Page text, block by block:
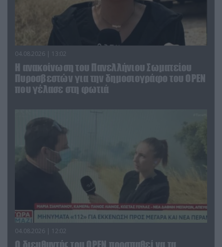
04.08.2026 | 13:02
Η ανακοίνωση του Πανελλήνιου Σωματείου
Πυροσβεστών για την δημοσιογράφο του OPEN
που γέλασε στη φωτιά
04.08.2026 | 12:02
O διευθυντής του OPEN προσπαθεί να τα